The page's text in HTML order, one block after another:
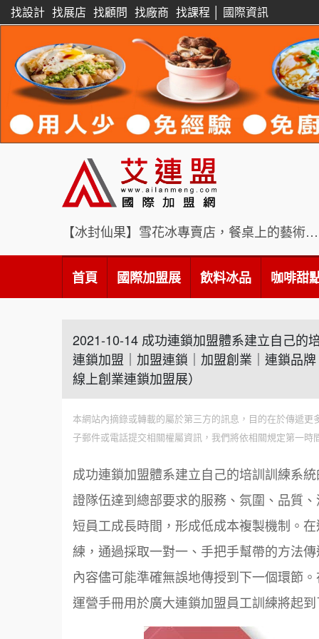
找設計 找展店 找顧問 找廠商 找課程 國際資訊
【冰封仙果】雪花冰專賣店，餐桌上的藝術饗宴
首頁 國際加盟展 飲料冰品 咖啡甜
2021-10-14 成功連鎖加盟體系建立自己的
連鎖加盟｜加盟連鎖｜加盟創業｜連鎖品
線上創業連鎖加盟展）
本網站內摘錄或轉載的屬於第三方的訊息，目的在於傳遞
子郵件或電話提交相關權屬資訊，我們將依相關規定第一時
成功連鎖加盟體系建立自己的培訓訓練系
證隊伍達到總部要求的服務、氛圍、品質
短員工成長時間，形成低成本複製機制。
練，通過採取一對一、手把手幫帶的方法
內容儘可能準確無誤地傳授到下一個環節
運營手冊用於廣大連鎖加盟員工訓練將起